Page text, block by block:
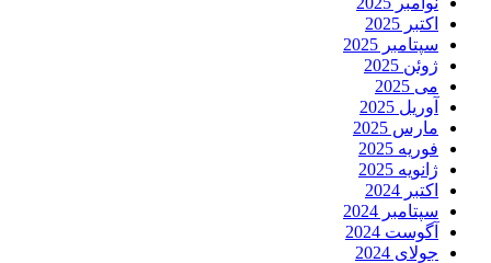
اکتبر 2025
سپتامبر 2025
ژوئن 2025
می 2025
آوریل 2025
مارس 2025
فوریه 2025
ژانویه 2025
اکتبر 2024
سپتامبر 2024
آگوست 2024
جولای 2024